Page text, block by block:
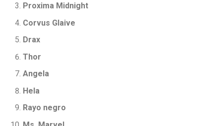
Proxima Midnight
Corvus Glaive
Drax
Thor
Angela
Hela
Rayo negro